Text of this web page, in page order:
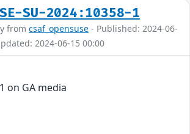
SU-2024:10358-1
from csaf_opensuse - Published: 2024-06-
2024-06-15 00:00
on GA media